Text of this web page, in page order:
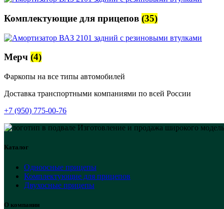
Комплектующие для прицепов (35)
Мерч (4)
Фаркопы на все типы автомобилей
Доставка транспортными компаниями по всей России
+7 (950) 775-00-76
Изготовление и продажа широкого
Каталог
Одноосные прицепы
Комплектующие для прицепов
Двухосные прицепы
О компании